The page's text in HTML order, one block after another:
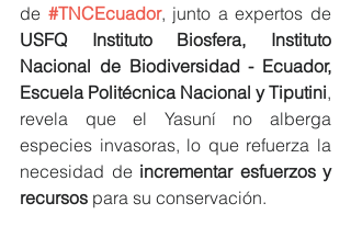
de #TNCEcuador
USFQ Instituto Biosfera, Instituto
Nacional de Biodiversidad - Ecuador,
Escuela Politécnica Nacional y Tiputini,
revela que el Yasuní no alberga
especies invasoras, lo que refuerza la
necesidad de incrementar esfuerzos y
recursos para su conservación.